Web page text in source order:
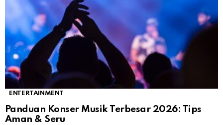
ENTERTAINMENT
Panduan Konser Musik Terbesar 2026: Tips
Aman & Seru